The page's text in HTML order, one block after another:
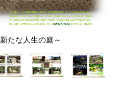
たな人生の庭～